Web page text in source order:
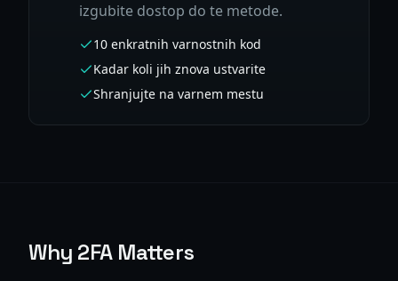
izgubite dostop do te metode.
10 enkratnih varnostnih kod
Kadar koli jih znova ustvarite
Shranjujte na varnem mestu
Why 2FA Matters